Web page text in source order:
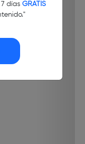
días GRATIS